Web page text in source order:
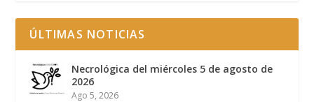
ÚLTIMAS NOTICIAS
Necrológica del miércoles 5 de agosto de
2026
Ago 5, 2026